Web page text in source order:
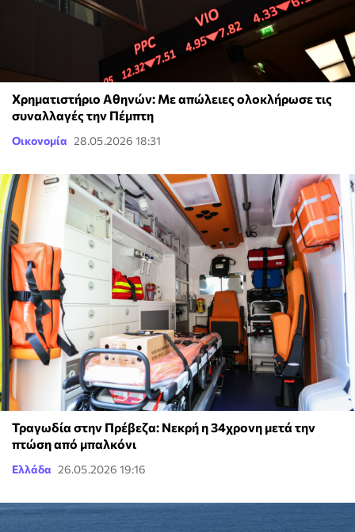
Χρηματιστήριο Αθηνών: Με απώλειες ολοκλήρωσε τις
συναλλαγές την Πέμπτη
Οικονομία 28.05.2026 18:31
Τραγωδία στην Πρέβεζα: Νεκρή η 34χρονη μετά την
πτώση από μπαλκόνι
Ελλάδα 26.05.2026 19:16